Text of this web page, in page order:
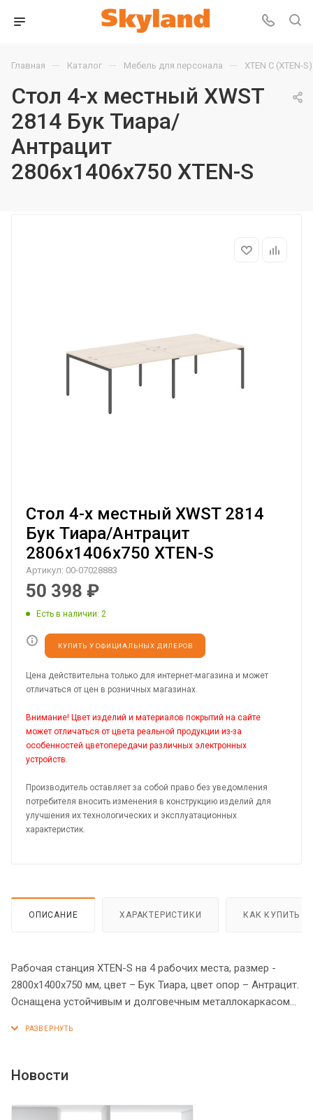
Главная — Каталог — Мебель для персонала — XTEN С (XTEN-S)
Стол 4-х местный XWST
2814 Бук Тиара/
Антрацит
2806х1406х750 XTEN-S
Стол 4-х местный XWST 2814
Бук Тиара/Антрацит
2806х1406х750 XTEN-S
Артикул: 00-07028883
50 398 ₽
Есть в наличии: 2
КУПИТЬ У ОФИЦИАЛЬНЫХ ДИЛЕРОВ
Цена действительна только для интернет-магазина и может
отличаться от цен в розничных магазинах.
Внимание! Цвет изделий и материалов покрытий на сайте
может отличаться от цвета реальной продукции из-за
особенностей цветопередачи различных электронных
устройств.
Производитель оставляет за собой право без уведомления
потребителя вносить изменения в конструкцию изделий для
улучшения их технологических и эксплуатационных
характеристик.
ОПИСАНИЕ ХАРАКТЕРИСТИКИ КАК КУПИТЬ
Рабочая станция XTEN-S на 4 рабочих места, размер -
2800х1400х750 мм, цвет – Бук Тиара, цвет опор – Антрацит.
Оснащена устойчивым и долговечным металлокаркасом
соединены между собой металлической траверсой.
столешницей и опорами, что создает эффект «парящей
Новости